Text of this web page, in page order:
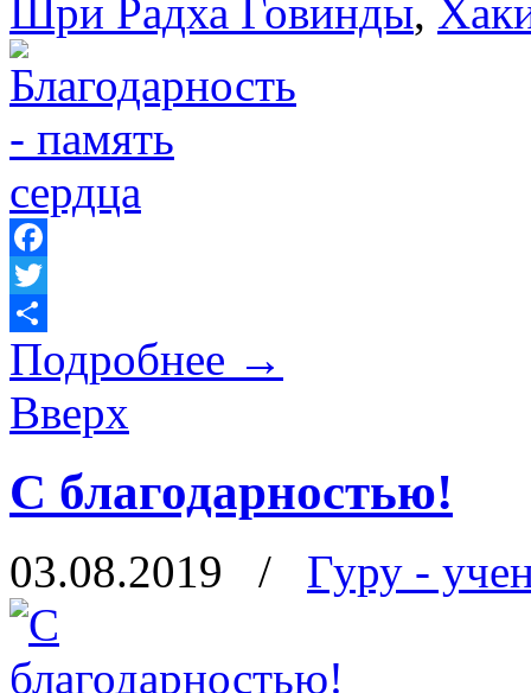
Шри Радха Говинды,
Facebook
Twitter
Отправить
Подробнее →
Вверх
С благодарностью!
03.08.2019 / Гуру -